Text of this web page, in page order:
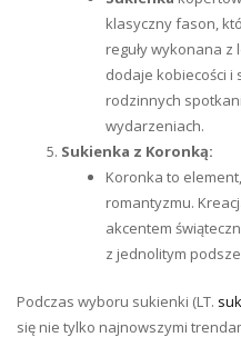
klasyczny fason,
reguły wykonana z
dodaje kobiecości i
rodzinnych
wydarzeniach.
Sukienka z Koronką:
Koronka to
romantyzmu.
akcentem
z jednolitym
Podczas wyboru sukienki (LT.
się nie tylko najnowszymi